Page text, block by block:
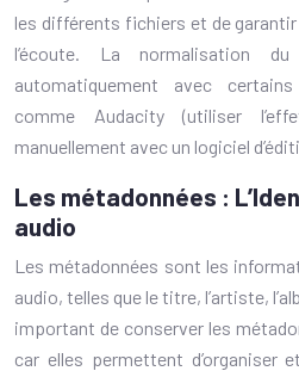
les différents fichiers et de
l’écoute. La normalisation
automatiquement avec
comme Audacity (utiliser
manuellement avec un logiciel
Les métadonnées :
audio
Les métadonnées sont les
audio, telles que le titre, l’artiste,
important de conserver les
car elles permettent d’organiser